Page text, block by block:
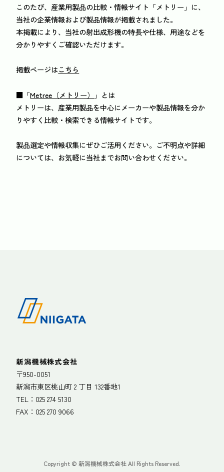
このたび、産業用製品の比較・情報サイト「メトリー」に、
当社の企業情報および製品情報が掲載されました。
本掲載により、当社の射出成形機の特長や仕様、用途などを
分かりやすくご確認いただけます。
掲載ページはこちら
■「Metree（メトリー）
」とは
メトリーは、産業用製品を中心にメーカーや製品情報を分か
りやすく比較・検索できる情報サイトです。
製品選定や情報収集にぜひご活用ください。ご不明点や詳細
については、お気軽に当社までお問い合わせください。
新潟機械株式会社
〒950-0051
新潟市東区桃山町 2 丁目 132番地1
TEL： 025 274 5130
FAX：025 270 9066
Copyright © 新潟機械株式会社 All Rights Reserved.